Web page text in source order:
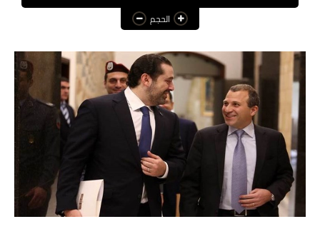
عالم المرأة
فن وثقافة
أخبار مصر
أخبار عربية
أخبار النجوم
أخبار العالم
الحجم